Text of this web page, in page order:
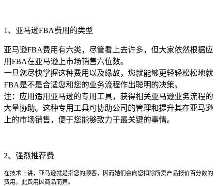
1、亚马逊FBA费用的类型
亚马逊FBA费用有六类，尽管看上去许多，但大家依然根据应
用FBA在亚马逊上市场销售六位数。
一旦您尽快掌握这种费用以及缘故，您就能够更轻轻松松地就
FBA是不是合适您和您的业务流程作出聪明的决策。
注：应用适用亚马逊的专用工具，获得相关亚马逊业务流程的
大量协助。这种专用工具可协助公司的管理和提升其在亚马逊
上的市场销售，便于您能够致力于最关键的事情。
2、强烈推荐费
在技术上讲，亚马逊就是指您的顾客，因而她们会向您扣除所卖产品报价百分数的
费用。此费用因商品而异。